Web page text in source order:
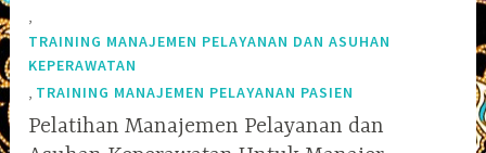
TRAINING MANAJEMEN PELAYANAN DAN ASUHAN
KEPERAWATAN
TRAINING MANAJEMEN PELAYANAN PASIEN
Pelatihan Manajemen Pelayanan dan